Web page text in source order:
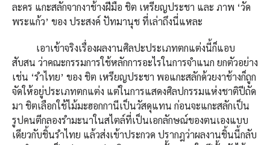
ละคร แกะสลักจากงาช้างฝีมือ ชิต เหรียญประชา และ ภาพ ‘วัด
พระแก้ว’ ของ ประสงค์ ปัทมานุช ที่เล่าถึงนี่แหละ
เอาเข้าจริงเรื่องผลงานศิลปะประเภทตกแต่งนี้ก็แอบ
สับสน ว่าคณะกรรมการใช้หลักการอะไรในการจำแนก ยกตัวอย่าง
เช่น ‘รำไทย’ ของ ชิต เหรียญประชา พอแกะสลักด้วยงาช้างก็ถูก
จัดให้อยู่ประเภทตกแต่ง แต่ในการแสดงศิลปกรรมแห่งชาติปีถัด
มา ชิตเลือกใช้ไม้มะฮอกกานีเป็นวัสดุแทน ก่อนจะแกะสลักเป็น
รูปคนตีกลองรำมะนาในสไตล์ที่เป็นเอกลักษณ์ของตนเองแบบ
เดียวกับชิ้นรำไทย แล้วส่งเข้าประกวด ปรากฎว่าผลงานชิ้นนี้กลับ